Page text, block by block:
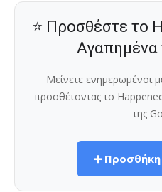
⭐ Προσθέστε το
Αγαπημένα
Μείνετε ενημερωμένοι
προσθέτοντας το
της
➕